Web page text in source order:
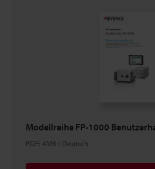
Modellreihe FP-1000
PDF: 4MB / Deutsch